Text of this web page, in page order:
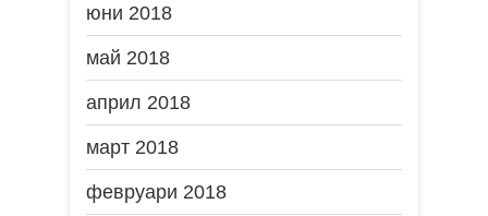
юни 2018
май 2018
април 2018
март 2018
февруари 2018